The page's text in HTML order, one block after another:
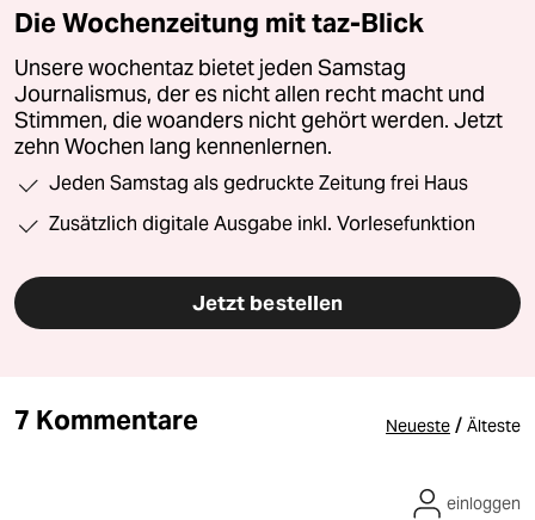
Die Wochenzeitung mit taz-Blick
Unsere wochentaz bietet jeden Samstag
Journalismus, der es nicht allen recht macht und
Stimmen, die woanders nicht gehört werden. Jetzt
zehn Wochen lang kennenlernen.
Jeden Samstag als gedruckte Zeitung frei Haus
Zusätzlich digitale Ausgabe inkl. Vorlesefunktion
Jetzt bestellen
7 Kommentare Neueste / Älteste
einloggen